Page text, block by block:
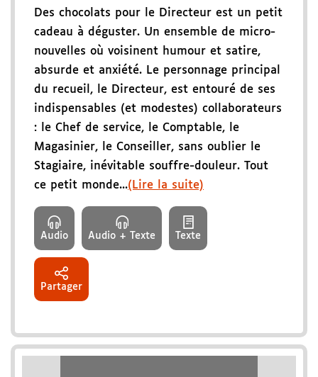
Des chocolats pour le Directeur est un petit
cadeau à déguster. Un ensemble de micro-
nouvelles où voisinent humour et satire,
absurde et anxiété. Le personnage principal
du recueil, le Directeur, est entouré de ses
indispensables (et modestes) collaborateurs
: le Chef de service, le Comptable, le
Magasinier, le Conseiller, sans oublier le
Stagiaire, inévitable souffre-douleur. Tout
ce petit monde...(Lire la suite)
Audio Audio + Texte Texte
Partager